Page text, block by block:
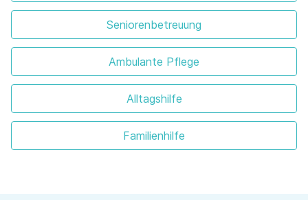
Seniorenbetreuung
Ambulante Pflege
Alltagshilfe
Familienhilfe